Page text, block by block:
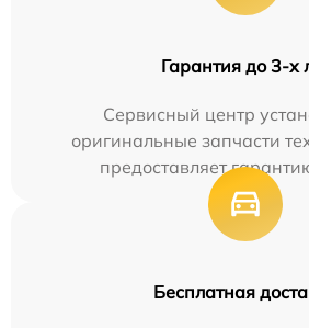
Гарантия до 3-х
Сервисный центр
оригинальные запчасти
предоставляет
Бесплатная